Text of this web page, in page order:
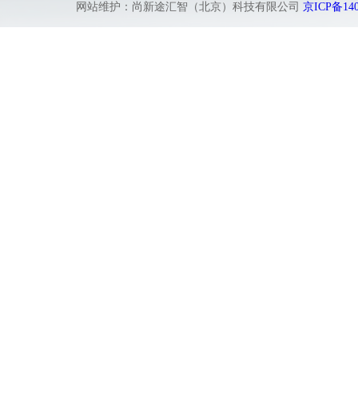
网站维护：尚新途汇智（北京）科技有限公司 京ICP备